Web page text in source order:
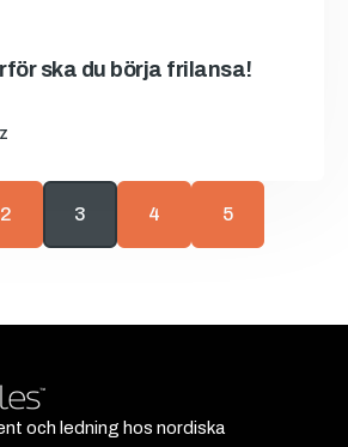
ska du börja frilansa!
2 3 4 5
och ledning hos nordiska